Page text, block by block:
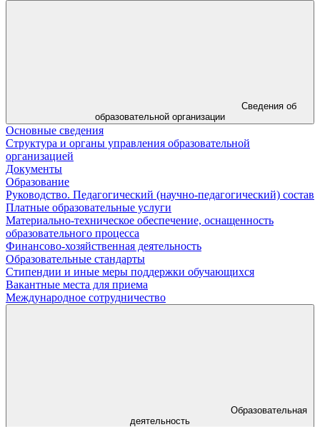
Сведения об
образовательной организации
Основные сведения
Структура и органы управления образовательной
организацией
Документы
Образование
Руководство. Педагогический (научно-педагогический) состав
Платные образовательные услуги
Материально-техническое обеспечение, оснащенность
образовательного процесса
Финансово-хозяйственная деятельность
Образовательные стандарты
Стипендии и иные меры поддержки обучающихся
Вакантные места для приема
Международное сотрудничество
Образовательная
деятельность